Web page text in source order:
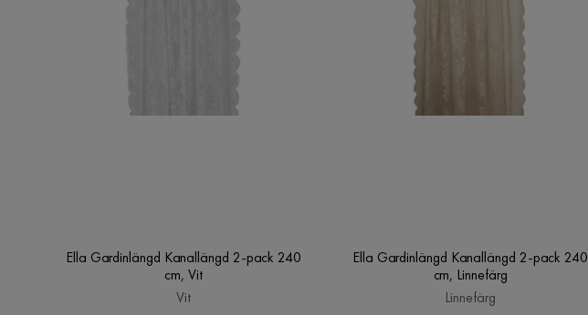
Ella Gardinlängd Kanallängd 2-pack 240
cm, Vit
Vit
Ella Gardinlängd Kanallängd 2-pack 240
cm, Linnefärg
Linnefärg